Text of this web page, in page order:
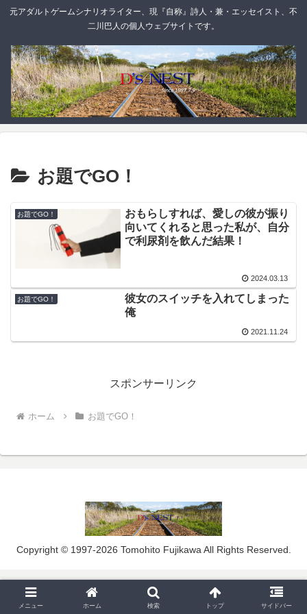
元アダルトゲームシナリオライター、現『自称』詩人・兼・エッセイスト、不
二川巴人の個人ウェブサイトです。
お題でGO！
お題でGO！
おもらしすれば、愛しの彼が振り
向いてくれると思った私が、自分
で利尿剤を飲んだ結果！
2024.03.13
お題でGO！
彼女のスイッチを入れてしまった
俺
2021.11.24
スポンサーリンク
ホーム お題でGO！
Copyright © 1997-2026 Tomohito Fujikawa All Rights Reserved.
メニュー ホーム 検索 トップ サイドバー